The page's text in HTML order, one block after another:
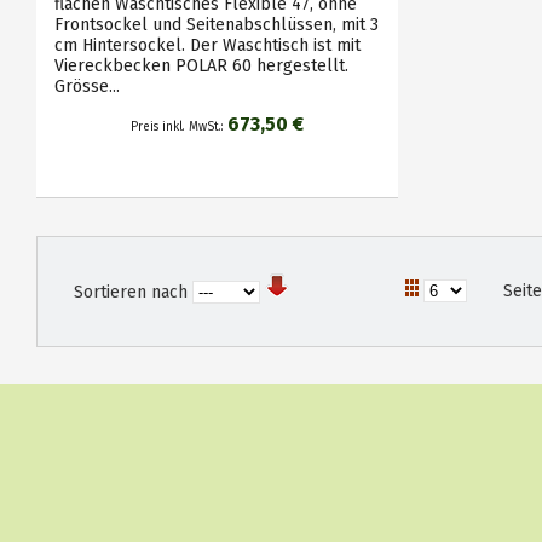
flachen Waschtisches Flexible 47, ohne
Frontsockel und Seitenabschlüssen, mit 3
cm Hintersockel. Der Waschtisch ist mit
Viereckbecken POLAR 60 hergestellt.
Grösse...
Preis inkl. MwSt.: 673,50 €
Sortieren nach